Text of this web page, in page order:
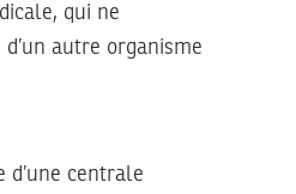
qui ne
autre organisme
d’une centrale